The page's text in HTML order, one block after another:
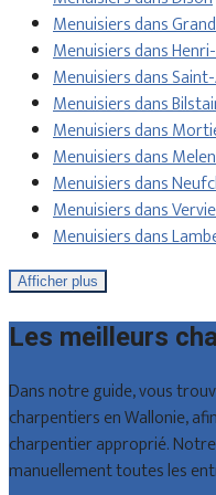
Menuisiers dans
Menuisiers dans
Menuisiers dans
Menuisiers dans
Menuisiers dans
Menuisiers dans Melen
Menuisiers dans
Menuisiers dans
Menuisiers dans
Afficher plus
Les meilleurs
Dans notre guide, vous
charpentiers en Wallonie,
charpentier approprié.
manuellement toutes les